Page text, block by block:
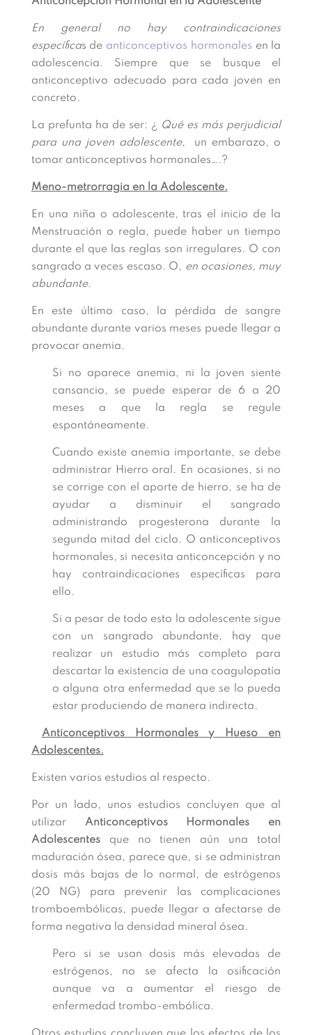
En general no hay contraindicaciones
específicas de anticonceptivos hormonales en la
adolescencia. Siempre que se busque el
anticonceptivo adecuado para cada joven en
concreto.
La prefunta ha de ser: ¿
Qué es más perjudicial
para una joven adolescente, un embarazo, o
tomar anticonceptivos hormonales….?
Meno-metrorragia en la Adolescente.
En una niña o adolescente, tras el inicio de la
Menstruación o regla, puede haber un tiempo
durante el que las reglas son irregulares. O con
sangrado a veces escaso. O, en ocasiones, muy
abundante.
En este último caso, la pérdida de sangre
abundante durante varios meses puede llegar a
provocar anemia.
Si no aparece anemia, ni la joven siente
cansancio, se puede esperar de 6 a 20
meses a que la regla se regule
espontáneamente.
Cuando existe anemia importante, se debe
administrar Hierro oral. En ocasiones, si no
se corrige con el aporte de hierro, se ha de
ayudar a disminuir el sangrado
administrando progesterona durante la
segunda mitad del ciclo. O anticonceptivos
hormonales, si necesita anticoncepción y no
hay contraindicaciones específicas para
ello.
Si a pesar de todo esto la adolescente sigue
con un sangrado abundante, hay que
realizar un estudio más completo para
descartar la existencia de una coagulopatía
o alguna otra enfermedad que se lo pueda
estar produciendo de manera indirecta.
Anticonceptivos Hormonales y Hueso en
Adolescentes.
Existen varios estudios al respecto.
Por un lado, unos estudios concluyen que al
utilizar Anticonceptivos Hormonales en
Adolescentesque no tienen aún una total
maduración ósea, parece que, si se administran
dosis más bajas de lo normal, de estrógenos
(20 NG) para prevenir las complicaciones
tromboembólicas, puede llegar a afectarse de
forma negativa la densidad mineral ósea.
Pero si se usan dosis más elevadas de
estrógenos, no se afecta la osificación
aunque va a aumentar el riesgo de
enfermedad trombo-embólica.